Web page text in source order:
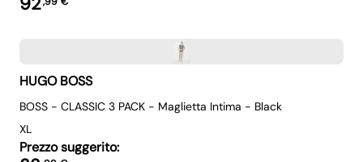
HUGO BOSS
BOSS - CLASSIC 3 PACK - Maglietta Intima - Black
XL
Prezzo suggerito: